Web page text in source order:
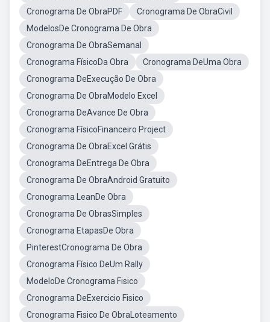
Cronograma De ObraPDF
Cronograma De ObraCivil
ModelosDe Cronograma De Obra
Cronograma De ObraSemanal
Cronograma FísicoDa Obra
Cronograma DeUma Obra
Cronograma DeExecução De Obra
Cronograma De ObraModelo Excel
Cronograma DeAvance De Obra
Cronograma FísicoFinanceiro Project
Cronograma De ObraExcel Grátis
Cronograma DeEntrega De Obra
Cronograma De ObraAndroid Gratuito
Cronograma LeanDe Obra
Cronograma De ObrasSimples
Cronograma EtapasDe Obra
PinterestCronograma De Obra
Cronograma Físico DeUm Rally
ModeloDe Cronograma Fisico
Cronograma DeExercicio Fisico
Cronograma Fisico De ObraLoteamento